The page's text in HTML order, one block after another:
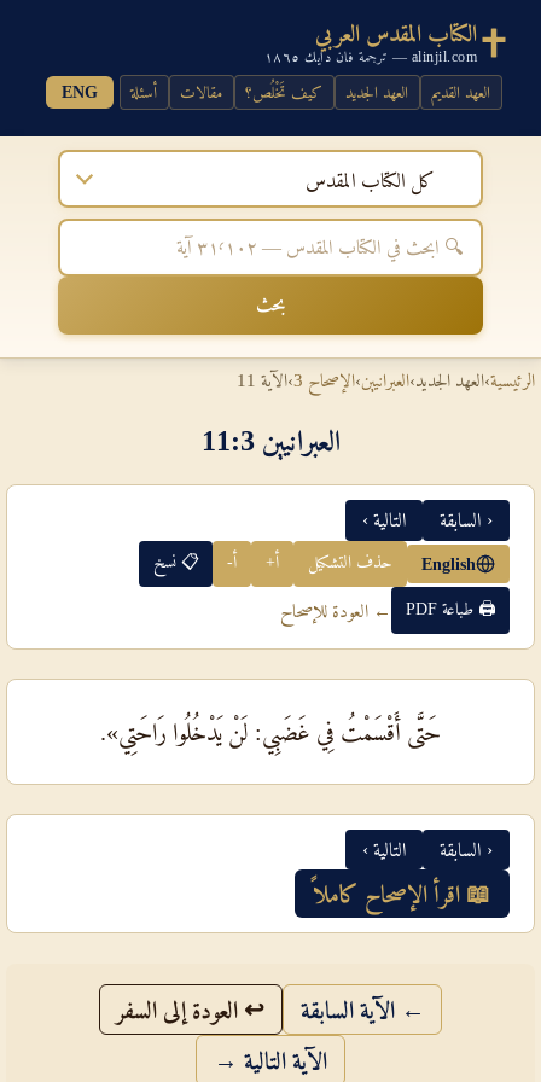
الكتاب المقدس العربي
alinjil.com — ترجمة فان دايك ١٨٦٥
العهد القديم العهد الجديد كيف تَخْلُص؟ مقالات أسئلة ENG
كل الكتاب المقدس
بحث
الرئيسية›العهد الجديد›العبرانيين›الإصحاح 3 ›الآية 11
العبرانيين 3‏:‏11
‹ السابقة التالية ›
English حذف التشكيل أ+ أ- 📋 نسخ
🖨 طباعة PDF ← العودة للإصحاح
حَتَّى أَقْسَمْتُ فِي غَضَبِي: لَنْ يَدْخُلُوا رَاحَتِي».
‹ السابقة التالية ›
📖 اقرأ الإصحاح كاملاً
← الآية السابقة
↩ العودة إلى السفر
الآية التالية →